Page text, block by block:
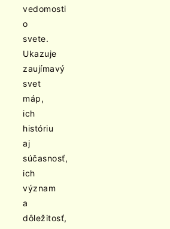
vedomosti
o
svete.
Ukazuje
zaujímavý
svet
máp,
ich
históriu
aj
súčasnosť,
ich
význam
a
dôležitosť,